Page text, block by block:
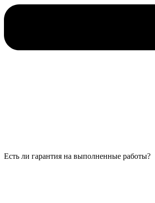
Есть ли гарантия на выполненные работы?